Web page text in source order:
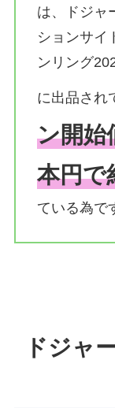
は、ドジャ
ションサイ
ンリング
に出品され
ン開始
本円で
ている為で
ドジャ